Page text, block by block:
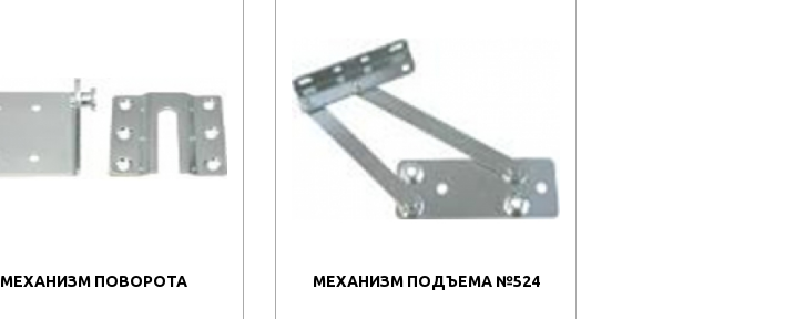
МЕХАНИЗМ ПОВОРОТА МЕХАНИЗМ ПОДЪЕМА №524